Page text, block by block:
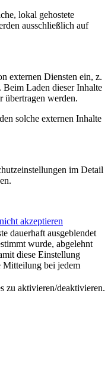
lokal gehostete
ausschließlich auf
externen Diensten ein, z.
Laden dieser Inhalte
übertragen werden.
solche externen Inhalte
im Detail
akzeptieren
dauerhaft ausgeblendet
wurde, abgelehnt
diese Einstellung
Mitteilung bei jedem
zu aktivieren/deaktivieren.